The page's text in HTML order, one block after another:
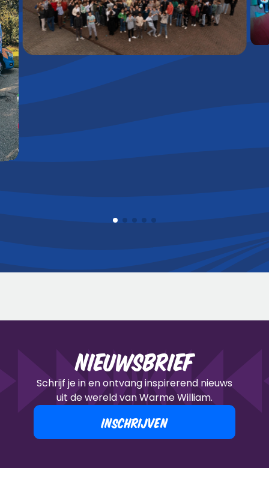
Nieuwsbrief
Schrijf je in en ontvang inspirerend nieuws
uit de wereld van Warme William.
INSCHRIJVEN